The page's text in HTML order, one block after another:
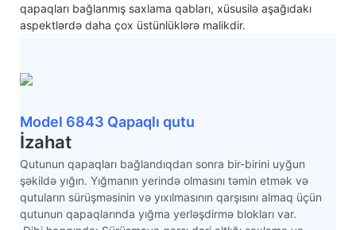
qapaqları bağlanmış saxlama qabları, xüsusilə aşağıdakı
aspektlərdə daha çox üstünlüklərə malikdir.
Model 6843 Qapaqlı qutu
İzahat
Qutunun qapaqları bağlandıqdan sonra bir-birini uyğun
şəkildə yığın. Yığmanın yerində olmasını təmin etmək və
qutuların sürüşməsinin və yıxılmasının qarşısını almaq üçün
qutunun qapaqlarında yığma yerləşdirmə blokları var.